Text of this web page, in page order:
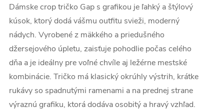
Dámske crop tričko Gap s grafikou je ľahký a štýlový
kúsok, ktorý dodá vášmu outfitu svieži, moderný
nádych. Vyrobené z mäkkého a priedušného
džersejového úpletu, zaisťuje pohodlie počas celého
dňa a je ideálny pre voľné chvíle aj ležérne mestské
kombinácie. Tričko má klasický okrúhly výstrih, krátke
rukávy so spadnutými ramenami a na prednej strane
výraznú grafiku, ktorá dodáva osobitý a hravý vzhľad.